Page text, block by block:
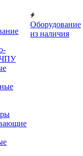
ЧПУ
Оборудование
из наличия